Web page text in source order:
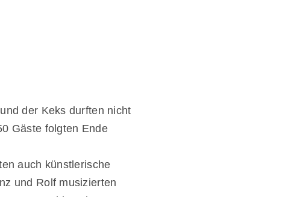
der Keks durften nicht
Gäste folgten Ende
auch künstlerische
und Rolf musizierten